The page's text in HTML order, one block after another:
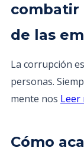
combatir
de las
La corrupción
personas.
mente nos Leer
Cómo